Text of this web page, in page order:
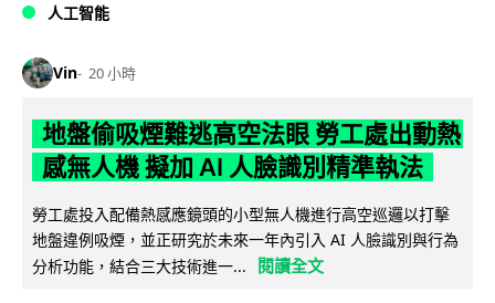
人工智能
Vin 20 小時
地盤偷吸煙難逃高空法眼 勞工處出動熱
感無人機 擬加 AI 人臉識別精準執法
勞工處投入配備熱感應鏡頭的小型無人機進行高空巡邏以打擊
地盤違例吸煙，並正研究於未來一年內引入 AI 人臉識別與行為
分析功能，結合三大技術進一...
閱讀全文